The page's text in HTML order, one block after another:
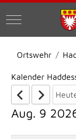
Mobile Menu
Ortswehr
Kalender
Aug. 9